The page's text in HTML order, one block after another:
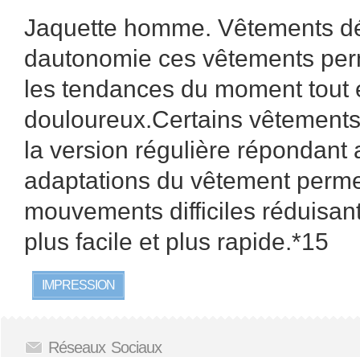
Jaquette homme. Vêtements
dautonomie ces vêtements
les tendances du moment tout
douloureux.Certains
la version régulière
adaptations du vêtement
mouvements difficiles
plus facile et plus rapide.*15
IMPRESSION
Réseaux Sociaux